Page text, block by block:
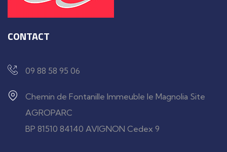
CONTACT
09 88 58 95 06
Chemin de Fontanille Immeuble le Magnolia Site
AGROPARC
BP 81510 84140 AVIGNON Cedex 9